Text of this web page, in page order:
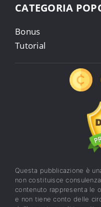
CATEGORIA
Bonus
Tutorial
Questa pubblicazione è
non costituisce
contenuto rappresenta le
e non tiene conto delle